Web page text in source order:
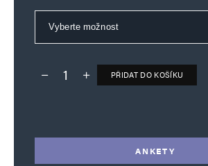
Deník TO – verze bez reklam množství
PŘIDAT DO KOŠÍKU
ANKETY